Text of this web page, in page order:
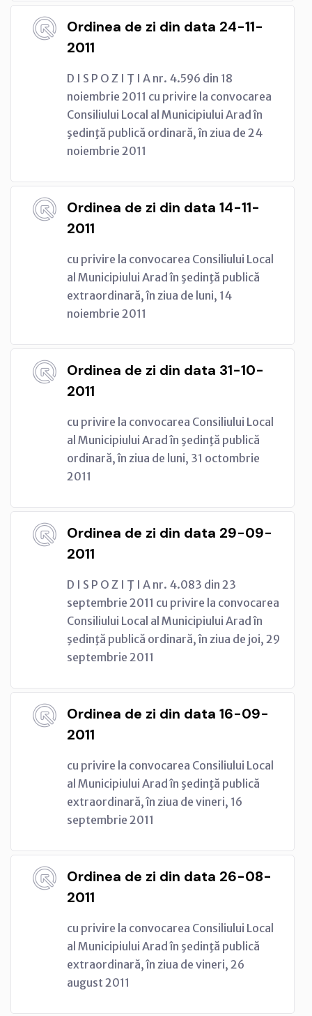
Ordinea de zi din data 24-11-
2011
D I S P O Z I Ţ I A nr. 4.596 din 18
noiembrie 2011 cu privire la convocarea
Consiliului Local al Municipiului Arad în
şedinţă publică ordinară, în ziua de 24
noiembrie 2011
Ordinea de zi din data 14-11-
2011
cu privire la convocarea Consiliului Local
al Municipiului Arad în şedinţă publică
extraordinară, în ziua de luni, 14
noiembrie 2011
Ordinea de zi din data 31-10-
2011
cu privire la convocarea Consiliului Local
al Municipiului Arad în şedinţă publică
ordinară, în ziua de luni, 31 octombrie
2011
Ordinea de zi din data 29-09-
2011
D I S P O Z I Ţ I A nr. 4.083 din 23
septembrie 2011 cu privire la convocarea
Consiliului Local al Municipiului Arad în
şedinţă publică ordinară, în ziua de joi, 29
septembrie 2011
Ordinea de zi din data 16-09-
2011
cu privire la convocarea Consiliului Local
al Municipiului Arad în şedinţă publică
extraordinară, în ziua de vineri, 16
septembrie 2011
Ordinea de zi din data 26-08-
2011
cu privire la convocarea Consiliului Local
al Municipiului Arad în şedinţă publică
extraordinară, în ziua de vineri, 26
august 2011